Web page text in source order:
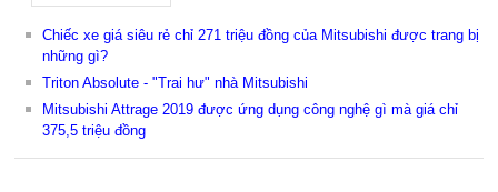
Chiếc xe giá siêu rẻ chỉ 271 triệu đồng của Mitsubishi được trang bị
những gì?
Triton Absolute - "Trai hư" nhà Mitsubishi
Mitsubishi Attrage 2019 được ứng dụng công nghệ gì mà giá chỉ
375,5 triệu đồng